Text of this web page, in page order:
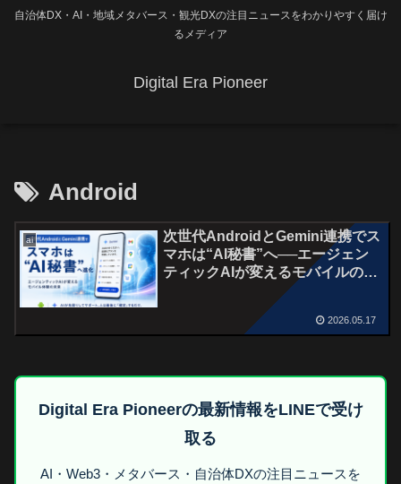
自治体DX・AI・地域メタバース・観光DXの注目ニュースをわかりやすく届け
るメディア
Digital Era Pioneer
Android
ai
次世代AndroidとGemini連携でス
マホは“AI秘書”へ──エージェン
ティックAIが変えるモバイルの在
2026.05.17
Digital Era Pioneerの最新情報をLINEで受け
取る
AI・Web3・メタバース・自治体DXの注目ニュースを